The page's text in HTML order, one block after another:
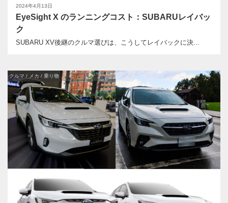
2024年4月13日
EyeSight X のランニングコスト：SUBARUレイバッ
ク
SUBARU XV後継のクルマ選びは、こうしてレイバックに決...
クルマ / メカ / 乗り物